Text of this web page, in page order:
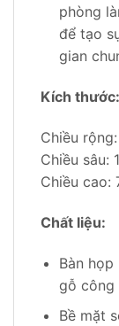
phòng
để tạo
gian
Kích thước:
Chiều
Chiều sâu:
Chiều cao:
Chất liệu:
Bàn
gỗ công
Bề mặt